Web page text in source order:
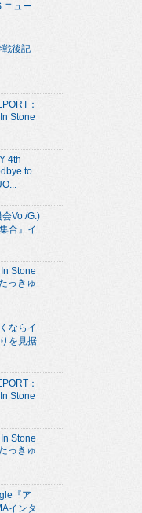
ニュー
後記
：
Stone
4th
to
Vo./G.)
合』イ
Stone
っきゅ
ならイ
を見据
：
Stone
Stone
っきゅ
『ア
インタ